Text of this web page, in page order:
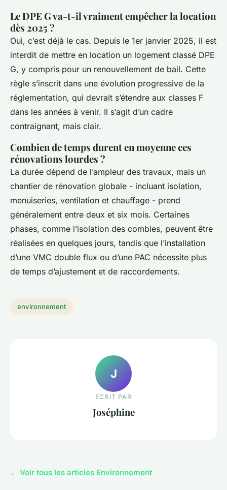
Le DPE G va-t-il vraiment empêcher la location
dès 2025 ?
Oui, c’est déjà le cas. Depuis le 1er janvier 2025, il est
interdit de mettre en location un logement classé DPE
G, y compris pour un renouvellement de bail. Cette
règle s’inscrit dans une évolution progressive de la
réglementation, qui devrait s’étendre aux classes F
dans les années à venir. Il s’agit d’un cadre
contraignant, mais clair.
Combien de temps durent en moyenne ces
rénovations lourdes ?
La durée dépend de l’ampleur des travaux, mais un
chantier de rénovation globale - incluant isolation,
menuiseries, ventilation et chauffage - prend
généralement entre deux et six mois. Certaines
phases, comme l’isolation des combles, peuvent être
réalisées en quelques jours, tandis que l’installation
d’une VMC double flux ou d’une PAC nécessite plus
de temps d’ajustement et de raccordements.
environnement
J
ECRIT PAR
Joséphine
← Voir tous les articles Environnement